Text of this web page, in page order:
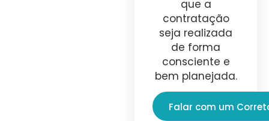
que a
contratação
seja realizada
de forma
consciente e
bem planejada.
Falar com um